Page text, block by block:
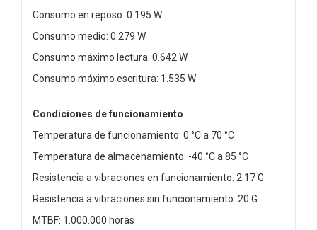
Consumo en reposo: 0.195 W
Consumo medio: 0.279 W
Consumo máximo lectura: 0.642 W
Consumo máximo escritura: 1.535 W
Condiciones de funcionamiento
Temperatura de funcionamiento: 0 °C a 70 °C
Temperatura de almacenamiento: -40 °C a 85 °C
Resistencia a vibraciones en funcionamiento: 2.17 G
Resistencia a vibraciones sin funcionamiento: 20 G
MTBF: 1.000.000 horas